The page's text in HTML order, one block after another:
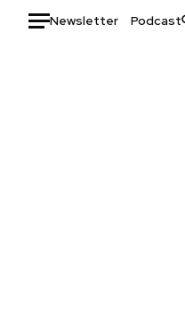
Newsletter Podcast